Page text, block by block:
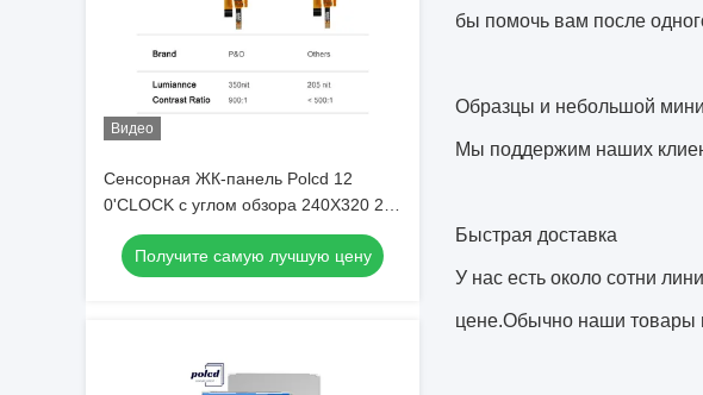
Видео
Сенсорная ЖК-панель Polcd 12
0'CLOCK с углом обзора 240X320 2,8
Tft Shield Raspberry Pi
Получите самую лучшую цену
бы помочь вам после
Образцы и небольшой
Мы поддержим наших
Быстрая доставка
У нас есть около сотни
цене.Обычно наши товары